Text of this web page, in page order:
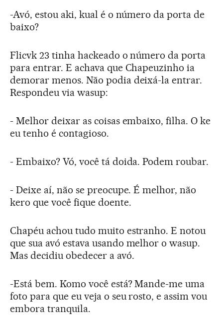
-Avó, estou aki, kual é o número da porta de
baixo?
Flicvk 23 tinha hackeado o número da porta
para entrar. E achava que Chapeuzinho ia
demorar menos. Não podia deixá-la entrar.
Respondeu via wasup:
- Melhor deixar as coisas embaixo, filha. O ke
eu tenho é contagioso.
- Embaixo? Vó, você tá doida. Podem roubar.
- Deixe aí, não se preocupe. É melhor, não
kero que você fique doente.
Chapéu achou tudo muito estranho. E notou
que sua avó estava usando melhor o wasup.
Mas decidiu obedecer a avó.
-Está bem. Komo você está? Mande-me uma
foto para que eu veja o seu rosto, e assim vou
embora tranquila.